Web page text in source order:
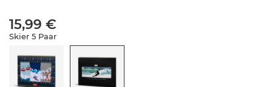
15,99 €
Skier 5 Paar